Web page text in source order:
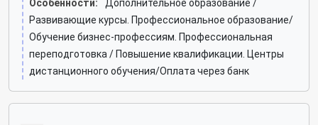
Особенности:
Дополнительное образование /
Развивающие курсы. Профессиональное образование/
Обучение бизнес-профессиям. Профессиональная
переподготовка / Повышение квалификации. Центры
дистанционного обучения/Оплата через банк